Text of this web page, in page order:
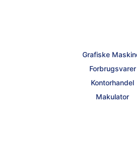
Grafiske
Forbrugsvarer
Kontorhandel
Makulator